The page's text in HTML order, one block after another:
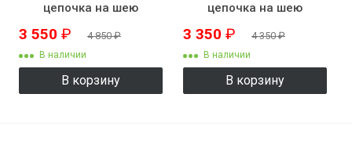
цепочка на шею
KZK8507
3 550 ₽ 4 850₽
В наличии
В корзину
цепочка на шею
KZK8508
3 350 ₽ 4 350₽
В наличии
В корзину